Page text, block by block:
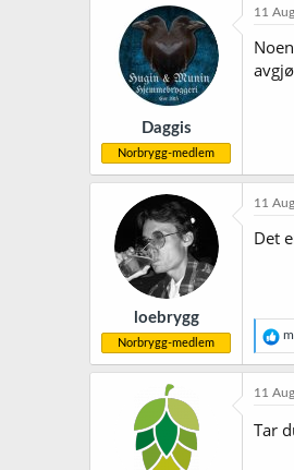
e
r
a
r
t
a
t
o
Daggis
Norbrygg-medlem
11
loebrygg
Norbrygg-medlem
11
Det
R
e
a
o
11
Tar